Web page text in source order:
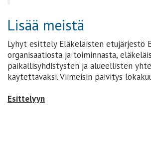
Lisää meistä
Lyhyt esittely Eläkeläisten etujärjestö
organisaatiosta ja toiminnasta,
paikallisyhdistysten ja alueellisten
käytettäväksi. Viimeisin päivitys
Esittelyyn